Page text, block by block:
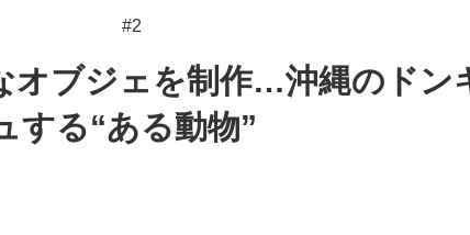
#2
オブジェを制作…沖縄のドン
する“ある動物”